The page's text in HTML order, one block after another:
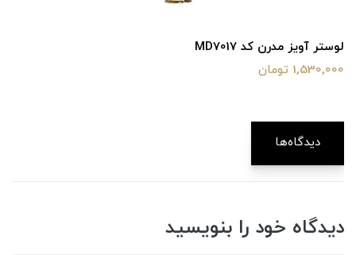
لوستر آویز مدرن کد MD7017
1,530,000 تومان
دیدگاه‌ها
دیدگاه خود را بنویسید